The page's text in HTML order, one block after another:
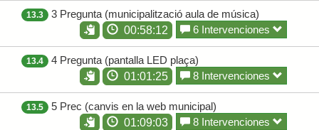
13.3
3 Pregunta (municipalització aula de música)
00:58:12
6 Intervenciones
13.4
4 Pregunta (pantalla LED plaça)
01:01:25
8 Intervenciones
13.5
5 Prec (canvis en la web municipal)
01:09:03
8 Intervenciones